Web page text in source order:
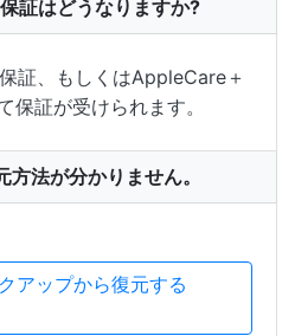
証はどうなりますか?
証、もしくはAppleCare＋
保証が受けられます。
法が分かりません。
アップから復元する